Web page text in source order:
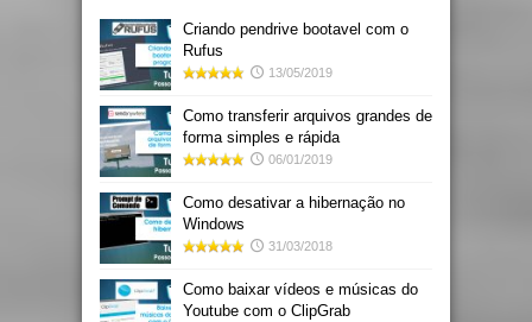
Criando pendrive bootavel com o
Rufus
13/05/2019
Como transferir arquivos grandes de
forma simples e rápida
06/01/2019
Como desativar a hibernação no
Windows
31/03/2018
Como baixar vídeos e músicas do
Youtube com o ClipGrab